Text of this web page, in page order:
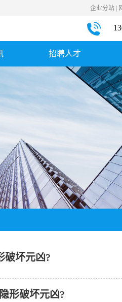
企业分站 |
招聘人才
社会招聘
坏元凶?
形破坏元凶?